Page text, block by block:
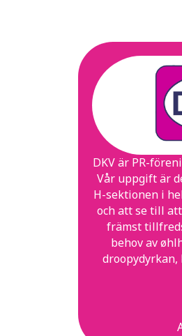
DKV är PR-
Vår uppgift är
H-sektionen i
och att se till
främst
behov av
droopydyrkan,